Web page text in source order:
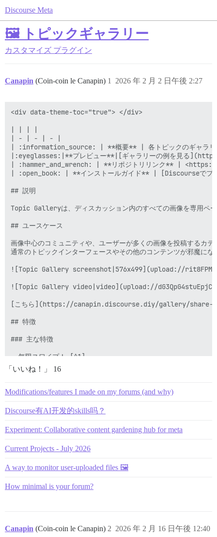
Discourse Meta
🖼️ トピックギャラリー
カスタマイズ プラグイン
Canapin (Coin-coin le Canapin) 2026 年 2 月 2 日午後 2:27
1
<div data-theme-toc="true"> </div>
| | | |
| - | - | - |
| :information_source: | **概要** | 各トピックのギャラリ
|:eyeglasses:|**プレビュー**|[ギャラリーの例を見る
| :hammer_and_wrench: | **リポジトリリンク** |
| :open_book: | **インストールガイド** | [Discourseで
## 説明
Topic Galleryは、ディスカッション内のすべての画像を専用ペ
## ユースケース
画像中心のコミュニティや、ユーザーが多くの画像を投稿するカテ
通常のトピックインターフェースやその他のコンテンツが邪魔に
![Topic Gallery screenshot|576x499](upload://
![Topic Gallery video|video](upload://
[こちら](https://canapin.discourse.diy/gallery/share-your-
## 特徴
### 主な特徴
- 無限スワイプ！ [^1]
- ユーザーと日付のフィルター
- グループ固有のアクセス
- 現在開いている画像の下にソース投稿へのリンクがあり、迷子
- マウスオーバーでグループ化された画像（同じ投稿に属するもの
![Topic Gallery grouped pictures|520x500,
[^1]: 最初のバッチの画像の最後に到達すると、次のバッチが自
### トピックからギャラリーへのナビゲーション
トピックからギャラリーに移動するためのボタンがいくつかありま
- トピックの最後:
「いいね！」 16
Modifications/features I made on my forums (and why)
Discourse有AI开发的skills吗？
Experiment: Collaborative content gardening hub for meta
Current Projects - July 2026
A way to monitor user-uploaded files 🖼️
How minimal is your forum?
Canapin (Coin-coin le Canapin) 2026 年 2 月 16 日午後 12:40
2